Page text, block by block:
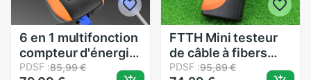
6 en 1 multifonction
compteur d'énergie
optique localisateur
PDSF :85,99 €
FTTH Mini testeur
de câble à fibers
Rechargeable
PDSF :95,89 €